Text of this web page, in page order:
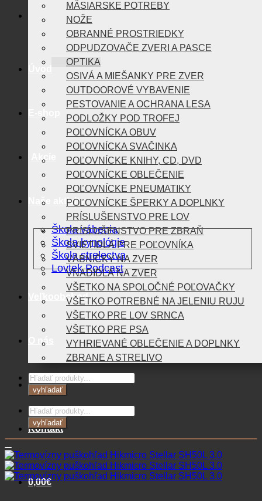
Akcie
Naše aktivity
Škola vábenia
Škola kynológie
Škola strelectva
Lovtek Podcast
Veľkoobchod
O nás
Blog
Kontakt
0,00€
MÄSIARSKE POTREBY
NOŽE
OBRANNÉ PROSTRIEDKY
ODPUDZOVAČE ZVERI A PASCE
OPTIKA
OSIVÁ A MIEŠANKY PRE ZVER
OUTDOOROVÉ VYBAVENIE
PESTOVANIE A OCHRANA LESA
PODLOŽKY POD TROFEJ
POĽOVNÍCKA OBUV
POĽOVNÍCKA SVAČINKA
POĽOVNÍCKE KNIHY, CD, DVD
POĽOVNÍCKE OBLEČENIE
POĽOVNÍCKE PNEUMATIKY
POĽOVNÍCKE ŠPERKY A DOPLNKY
PRÍSLUŠENSTVO PRE LOV
PRÍSLUŠENSTVO PRE ZBRAŇ
SVIETIDLÁ PRE POĽOVNÍKA
VÁBNIČKY NA ZVER
VNADIDLÁ NA ZVER
VŠETKO NA SPOLOČNÉ POĽOVAČKY
VŠETKO POTREBNÉ NA JELENIU RUJU
VŠETKO PRE LOV SRNCA
VŠETKO PRE PSA
VYHRIEVANÉ OBLEČENIE A DOPLNKY
ZBRANE A STRELIVO
Products
search
vyhľadať
Products
search
vyhľadať